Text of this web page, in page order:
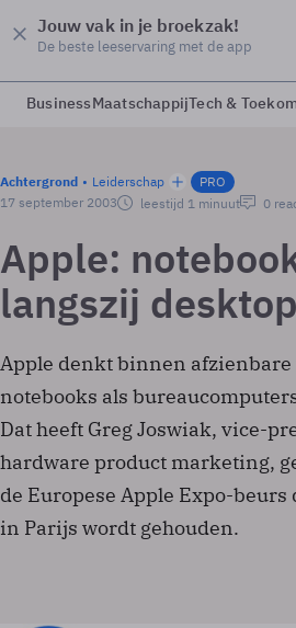
Jouw vak in je broekzak!
De beste leeservaring met de app
BusinessMaatschappijTech &
Achtergrond Leiderschap
PRO
17 september 2003
leestijd 1 minuut 0
Apple:
langszij
Apple denkt binnen
notebooks als
Dat heeft Greg Joswiak, vice-
hardware product marketing,
de Europese Apple Expo-beurs
in Parijs wordt gehouden.